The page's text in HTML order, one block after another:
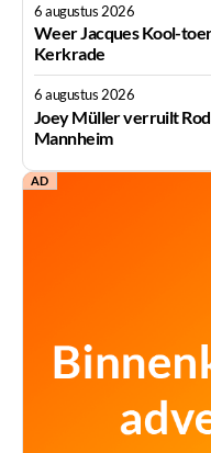
6 augustus 2026
Weer Jacques Kool-
Kerkrade
6 augustus 2026
Joey Müller verruilt
Mannheim
AD